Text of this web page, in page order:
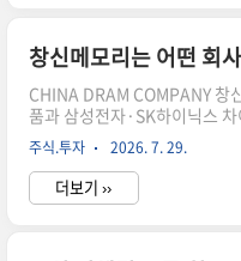
사 앱에서 종목이 검색되거나
가능한 것은 아닙니다. 반드시
위와 과창판 매매 지원 여부를..
CHINA DRAM COMPANY 창
품과 삼성전자·SK하이닉스
램 반도체 제조업체입니다.
Technologies이며, 보통
과 PC, 서버에 들어가는
산합니다. 사업 분야만 보면 삼
주식.투자 2026. 7. 29.
더보기 ››